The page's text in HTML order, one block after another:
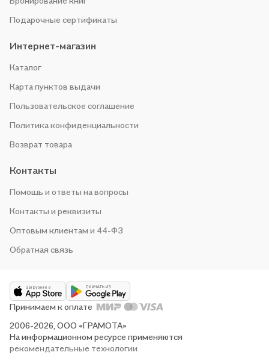
Подарочные сертификаты
Интернет-магазин
Каталог
Карта пунктов выдачи
Пользовательское соглашение
Политика конфиденциальности
Возврат товара
Контакты
Помощь и ответы на вопросы
Контакты и реквизиты
Оптовым клиентам и 44-ФЗ
Обратная связь
2006-2026, ООО «ГРАМОТА»
На информационном ресурсе применяются
рекомендательные технологии
Принимаем к оплате